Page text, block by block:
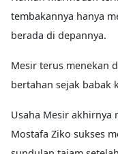
tembakannya hanya
berada di depannya.
Mesir terus menekan
bertahan sejak babak
Usaha Mesir akhirnya
Mostafa Ziko sukses